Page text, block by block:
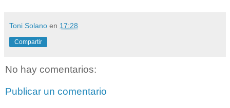
Toni Solano en 17:28
Compartir
No hay comentarios:
Publicar un comentario